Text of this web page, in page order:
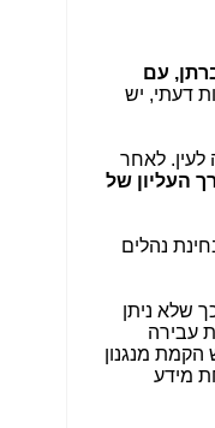
עם
דעתי, יש
לעין. לאחר
העליון של
נהלים
שלא ניתן
עבירה
מנגנון
מידע